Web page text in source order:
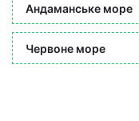
Андаманське море
Червоне море